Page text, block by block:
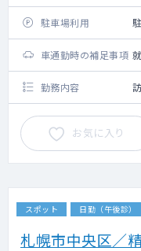
駐車場利用
車通勤時の補足事項
勤務内容
お気に入り
スポット 日勤（午後診）
札幌市中央区／